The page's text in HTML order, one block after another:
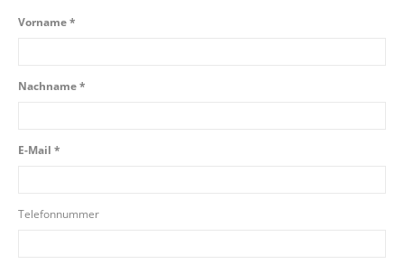
Vorname *
Nachname *
E-Mail *
Telefonnummer